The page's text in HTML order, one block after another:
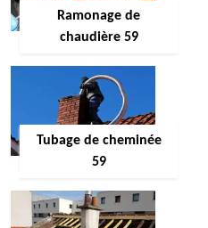
Ramonage de
chaudière 59
Tubage de cheminée
59